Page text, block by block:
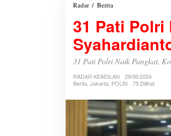
Radar / Berita
P
a
t
i
P
l
r
N
a
i
k
31 Pati Polri
31 Pati Polri Naik Pangkat,
RADAR KEADILAN
29/06/2024
Berita, Jakarta, POLRI 75 Dilihat